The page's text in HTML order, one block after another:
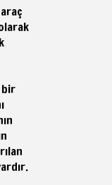
bir